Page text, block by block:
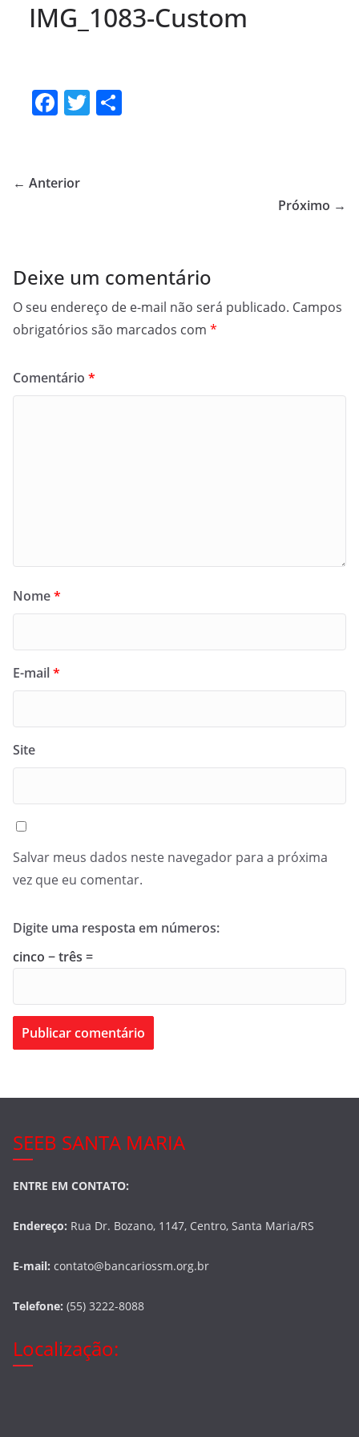
IMG_1083-Custom
F
e
k
T
← Anterior
Próximo →
Deixe um comentário
O seu endereço de e-mail não será publicado. Campos
obrigatórios são marcados com *
Comentário *
Nome*
E-mail*
Site
Salvar meus dados neste navegador para a próxima
vez que eu comentar.
Digite uma resposta em números:
cinco − três =
SEEB SANTA MARIA
ENTRE EM CONTATO:
Endereço: Rua Dr. Bozano, 1147, Centro, Santa Maria/RS
E-mail: contato@bancariossm.org.br
Telefone: (55) 3222-8088
Localização: